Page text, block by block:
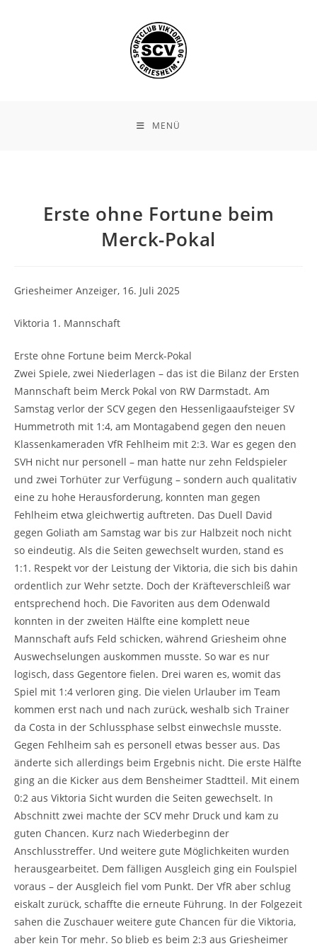
MENÜ
Erste ohne Fortune beim
Merck-Pokal
Griesheimer Anzeiger, 16. Juli 2025
Viktoria 1. Mannschaft
Erste ohne Fortune beim Merck-Pokal
Zwei Spiele, zwei Niederlagen – das ist die Bilanz der Ersten
Mannschaft beim Merck Pokal von RW Darmstadt. Am
Samstag verlor der SCV gegen den Hessenligaaufsteiger SV
Hummetroth mit 1:4, am Montagabend gegen den neuen
Klassenkameraden VfR Fehlheim mit 2:3. War es gegen den
SVH nicht nur personell – man hatte nur zehn Feldspieler
und zwei Torhüter zur Verfügung – sondern auch qualitativ
eine zu hohe Herausforderung, konnten man gegen
Fehlheim etwa gleichwertig auftreten. Das Duell David
gegen Goliath am Samstag war bis zur Halbzeit noch nicht
so eindeutig. Als die Seiten gewechselt wurden, stand es
1:1. Respekt vor der Leistung der Viktoria, die sich bis dahin
ordentlich zur Wehr setzte. Doch der Kräfteverschleiß war
entsprechend hoch. Die Favoriten aus dem Odenwald
konnten in der zweiten Hälfte eine komplett neue
Mannschaft aufs Feld schicken, während Griesheim ohne
Auswechselungen auskommen musste. So war es nur
logisch, dass Gegentore fielen. Drei waren es, womit das
Spiel mit 1:4 verloren ging. Die vielen Urlauber im Team
kommen erst nach und nach zurück, weshalb sich Trainer
da Costa in der Schlussphase selbst einwechsle musste.
Gegen Fehlheim sah es personell etwas besser aus. Das
änderte sich allerdings beim Ergebnis nicht. Die erste Hälfte
ging an die Kicker aus dem Bensheimer Stadtteil. Mit einem
0:2 aus Viktoria Sicht wurden die Seiten gewechselt. In
Abschnitt zwei machte der SCV mehr Druck und kam zu
guten Chancen. Kurz nach Wiederbeginn der
Anschlusstreffer. Und weitere gute Möglichkeiten wurden
herausgearbeitet. Dem fälligen Ausgleich ging ein Foulspiel
voraus – der Ausgleich fiel vom Punkt. Der VfR aber schlug
eiskalt zurück, schaffte die erneute Führung. In der Folgezeit
sahen die Zuschauer weitere gute Chancen für die Viktoria,
aber kein Tor mehr. So blieb es beim 2:3 aus Griesheimer